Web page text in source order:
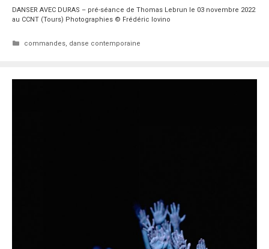
DANSER AVEC DURAS – pré-séance de Thomas Lebrun le 03 novembre 2022
au CCNT (Tours) Photographies © Frédéric Iovino
Catégories
commandes, danse contemporaine